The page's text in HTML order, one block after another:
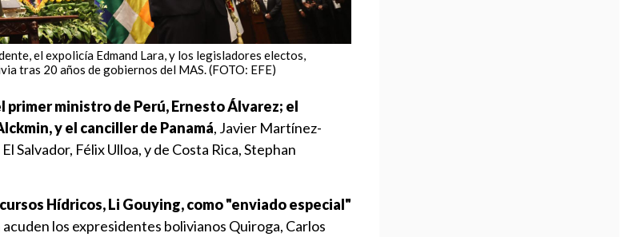
el expolicía Edmand Lara, y los legisladores electos,
tras 20 años de gobiernos del MAS. (FOTO: EFE)
primer ministro de Perú, Ernesto Álvarez; el
y el canciller de Panamá, Javier Martínez-
Salvador, Félix Ulloa, y de Costa Rica, Stephan
Hídricos, Li Gouying, como "enviado especial"
acuden los expresidentes bolivianos Quiroga, Carlos